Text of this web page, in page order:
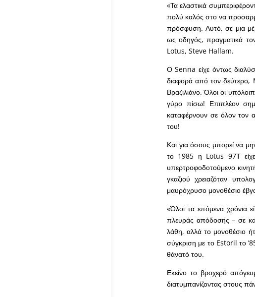
«Τα ελαστικά
πολύ καλός στο να
πρόσφυση. Αυτό, σε μια
ως οδηγός, πραγματικά
Lotus, Steve Hallam.
Ο Senna είχε όντως
διαφορά από τον
Βραζιλιάνο. Όλοι οι
γύρο πίσω! Επιπλέον
καταφέρνουν σε όλον τον
του!
Και για όσους μπορεί να
το 1985 η Lotus 97Τ είχε
υπερτροφοδοτούμενο
γκαζιού χρειαζόταν
μαυρόχρυσο μονοθέσιο
«Όλοι τα επόμενα χρόνια
πλευράς απόδοσης – σε
λάθη, αλλά το μονοθέσιο
σύγκριση με το Estoril το
θάνατό του.
Εκείνο το βροχερό
διατυμπανίζοντας στους